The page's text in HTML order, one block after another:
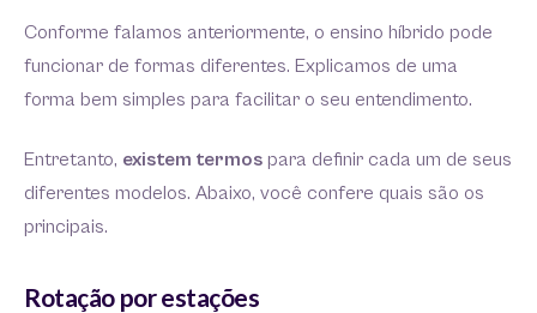
Conforme falamos anteriormente, o ensino híbrido pode
funcionar de formas diferentes. Explicamos de uma
forma bem simples para facilitar o seu entendimento.
Entretanto, existem termos para definir cada um de seus
diferentes modelos. Abaixo, você confere quais são os
principais.
Rotação por estações